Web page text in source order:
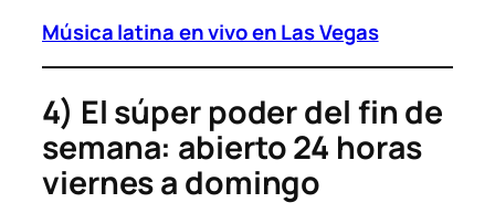
Música latina en vivo en Las Vegas
4) El súper poder del fin de
semana: abierto 24 horas
viernes a domingo